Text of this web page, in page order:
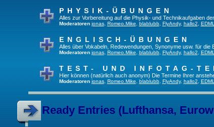
PHYSIK-ÜBUNGEN
Alles zur Vorbereitung auf die Physik- und Technikaufgaben
Moderatoren jonas, Romeo.Mike blablubb, FlyAndy, hallo2 EDML
ENGLISCH-ÜBUNGEN
Alles über Vokabeln, Redewendungen, Synonyme usw. für die
Moderatoren jonas, Romeo.Mike, blablubb, FlyAndy, hallo2 EDML
TEST- UND INFOTAG-
Hier können (natürlich auch anonym) Die Termine Ihrer
Moderatoren jonas, Romeo.Mike, blablubb,FlyAndy, hallo2 EDML
Ready Entries (Lufthansa,